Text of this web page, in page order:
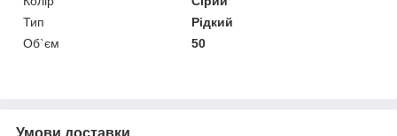
Тип
Рідкий
Об`єм
50
Умови доставки